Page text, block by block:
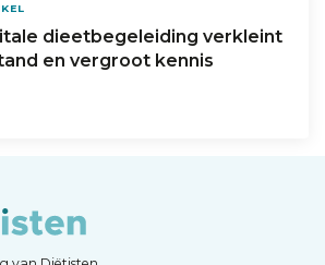
dieetbegeleiding verkleint
en vergroot kennis